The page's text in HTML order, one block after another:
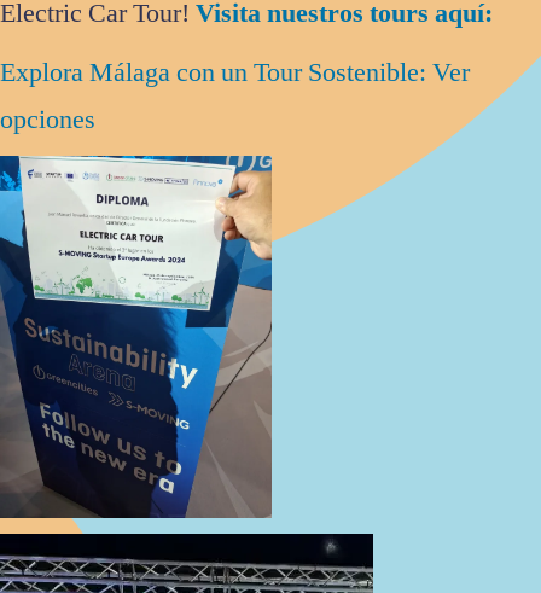
Electric Car Tour! Visita nuestros tours aquí:
Explora Málaga con un Tour Sostenible: Ver
opciones